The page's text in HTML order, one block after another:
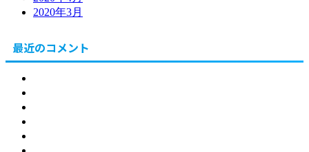
2020年3月
最近のコメント